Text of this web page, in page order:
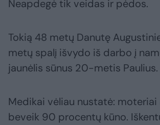
Neapdegė tik veidas ir pėdos.
Tokią 48 metų Danutę
metų spalį išvydo iš darbo į
jaunėlis sūnus 20-metis Paulius.
Medikai vėliau nustatė: moteriai
beveik 90 procentų kūno.